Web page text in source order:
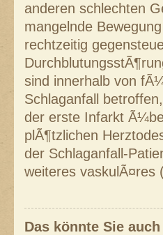
anderen schlechten
mangelnde
rechtzeitig
sind innerhalb von
Schlaganfall
der erste Infarkt
plÃ¶tzlichen
der Schlaganfall-
weiteres vaskulÃ¤res
Das könnte Sie